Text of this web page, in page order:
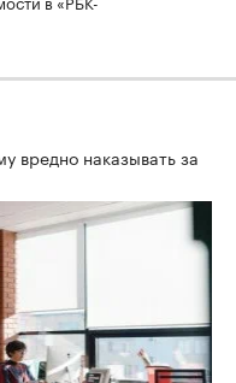
вредно наказывать за